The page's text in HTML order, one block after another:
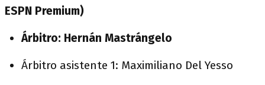
ESPN Premium)
Árbitro: Hernán Mastrángelo
Árbitro asistente 1: Maximiliano Del Yesso